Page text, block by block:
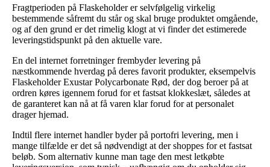
Fragtperioden på Flaskeholder er selvfølgelig virkelig
bestemmende såfremt du står og skal bruge produktet omgående,
og af den grund er det rimelig klogt at vi finder det estimerede
leveringstidspunkt på den aktuelle vare.
En del internet forretninger frembyder levering på
næstkommende hverdag på deres favorit produkter, eksempelvis
Flaskeholder Exustar Polycarbonate Rød, der dog beroer på at
ordren køres igennem forud for et fastsat klokkeslæt, således at
de garanteret kan nå at få varen klar forud for at personalet
drager hjemad.
Indtil flere internet handler byder på portofri levering, men i
mange tilfælde er det så nødvendigt at der shoppes for et fastsat
beløb. Som alternativ kunne man tage den mest letkøbte